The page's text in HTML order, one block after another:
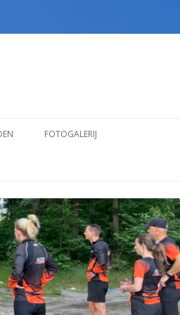
FOTOGALERIJ